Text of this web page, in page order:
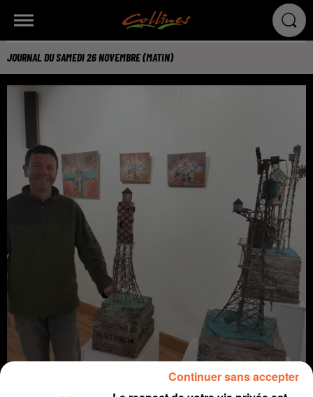
JOURNAL DU SAMEDI 26 NOVEMBRE (MATIN)
Continuer sans accepter